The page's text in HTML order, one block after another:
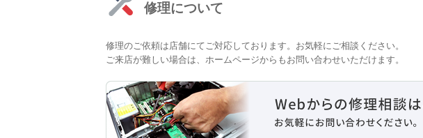
修理について
修理のご依頼は店舗にてご対応しております。お気軽にご相談ください。
ご来店が難しい場合は、ホームページからもお問い合わせいただけます。